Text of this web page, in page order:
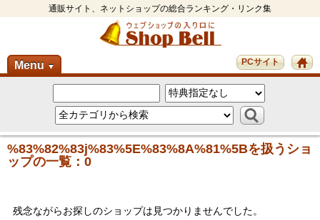
通販サイト、ネットショップの総合ランキング・リンク集
Menu ▼ PCサイト
%83%82%83j%83%5E%83%8A%81%5Bを扱うショ
ップの一覧：0
残念ながらお探しのショップは見つかりませんでした。